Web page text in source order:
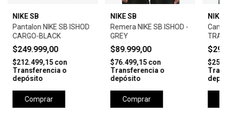
NIKE SB
Pantalon NIKE SB ISHOD
CARGO-BLACK
$249.999,00
$212.499,15con
Transferencia o
depósito
Comprar
NIKE SB
Remera NIKE SB ISHOD -
GREY
$89.999,00
$76.499,15con
Transferencia o
depósito
Comprar
NIKE